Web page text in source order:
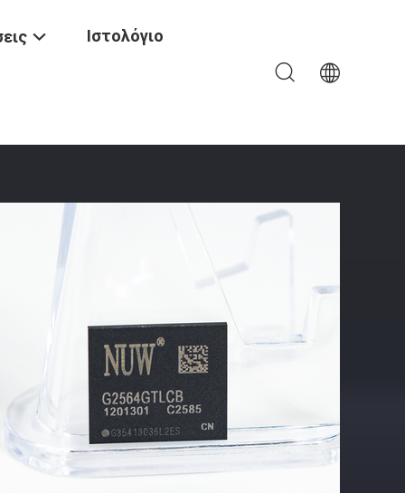
Ιστολόγιο